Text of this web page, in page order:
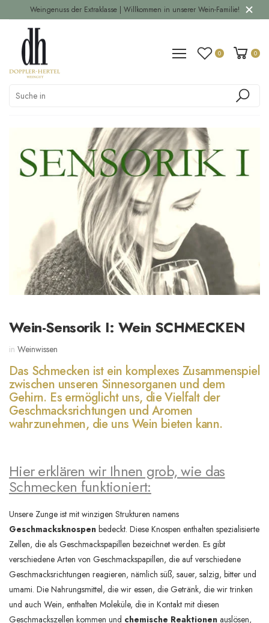
Weingenuss der Extraklasse | Willkommen in unserer Wein-Familie!
0 0
Wein-Sensorik I: Wein SCHMECKEN
in Weinwissen
Das Schmecken ist ein komplexes Zusammenspiel
zwischen unseren Sinnesorganen und dem
Gehirn. Es ermöglicht uns, die Vielfalt der
Geschmacksrichtungen und Aromen
wahrzunehmen, die uns Wein bieten kann.
Hier erklären wir Ihnen grob, wie das
Schmecken funktioniert:
Unsere Zunge ist mit winzigen Strukturen namens
Geschmacksknospen bedeckt. Diese Knospen enthalten spezialisierte
Zellen, die als Geschmackspapillen bezeichnet werden. Es gibt
verschiedene Arten von Geschmackspapillen, die auf verschiedene
Geschmacksrichtungen reagieren, nämlich süß, sauer, salzig, bitter und
umami. Die Nahrungsmittel, die wir essen, die Getränk, die wir trinken
und auch Wein, enthalten Moleküle, die in Kontakt mit diesen
Geschmackszellen kommen und chemische Reaktionen auslösen,